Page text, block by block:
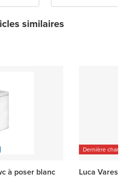
similaires
à poser blanc
Dernière chance
Luca Varess